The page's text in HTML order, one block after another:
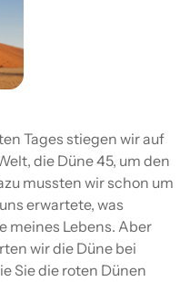
Tages stiegen wir auf
die Düne 45, um den
mussten wir schon um
erwartete, was
meines Lebens. Aber
wir die Düne bei
Sie die roten Dünen